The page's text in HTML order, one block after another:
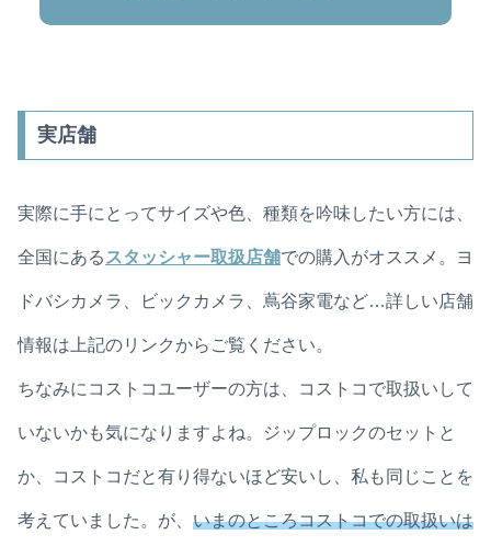
実店舗
実際に手にとってサイズや色、種類を吟味したい方には、
全国にある スタッシャー取扱店舗での購入がオススメ。ヨ
ドバシカメラ、ビックカメラ、蔦谷家電など…詳しい店舗
情報は上記のリンクからご覧ください。
ちなみにコストコユーザーの方は、コストコで取扱いして
いないかも気になりますよね。ジップロックのセットと
か、コストコだと有り得ないほど安いし、私も同じことを
考えていました。が、 いまのところコストコでの取扱いは